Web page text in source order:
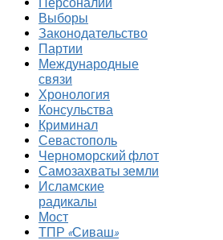
Выборы
Законодательство
Партии
Международные
связи
Хронология
Консульства
Криминал
Севастополь
Черноморский флот
Самозахваты земли
Исламские
радикалы
Мост
ТПР «Сиваш»